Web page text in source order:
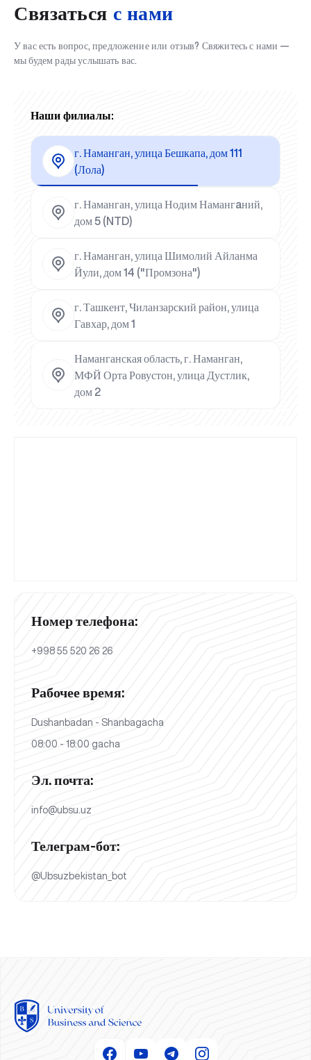
Связаться с нами
У вас есть вопрос, предложение или отзыв? Свяжитесь с нами —
мы будем рады услышать вас.
Наши филиалы:
г. Наманган, улица Бешкапа, дом 111
(Лола)
г. Наманган, улица Нодим Намангaний,
дом 5 (NTD)
г. Наманган, улица Шимолий Айланма
Йули, дом 14 ("Промзона")
г. Ташкент, Чиланзарский район, улица
Гавхар, дом 1
Наманганская область, г. Наманган,
МФЙ Орта Ровустон, улица Дустлик,
дом 2
Номер телефона:
+998 55 520 26 26
Рабочее время:
Dushanbadan - Shanbagacha
08:00 - 18:00 gacha
Эл. почта:
info@ubsu.uz
Телеграм-бот:
@Ubsuzbekistan_bot